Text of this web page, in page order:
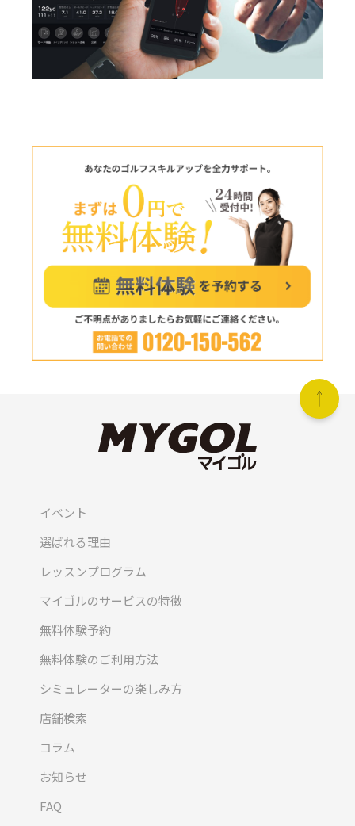
イベント
選ばれる理由
レッスンプログラム
マイゴルのサービスの特徴
無料体験予約
無料体験のご利用方法
シミュレーターの楽しみ方
店舗検索
コラム
お知らせ
FAQ